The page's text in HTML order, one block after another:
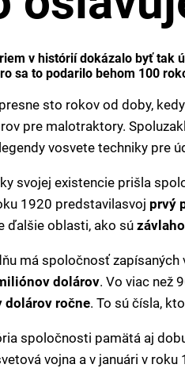
v histórií dokázalo byť tak
sa to podarilo behom 100
sto rokov od doby,
pre malotraktory.
vosvete techniky pre
svojej existencie prišla
1920 predstavilasvoj prvý
ďalšie oblasti, ako sú
má spoločnosť zapísaných
dolárov. Vo viac než
dolárov ročne. To sú čísla,
spoločnosti pamätá aj
vojna a v januári v